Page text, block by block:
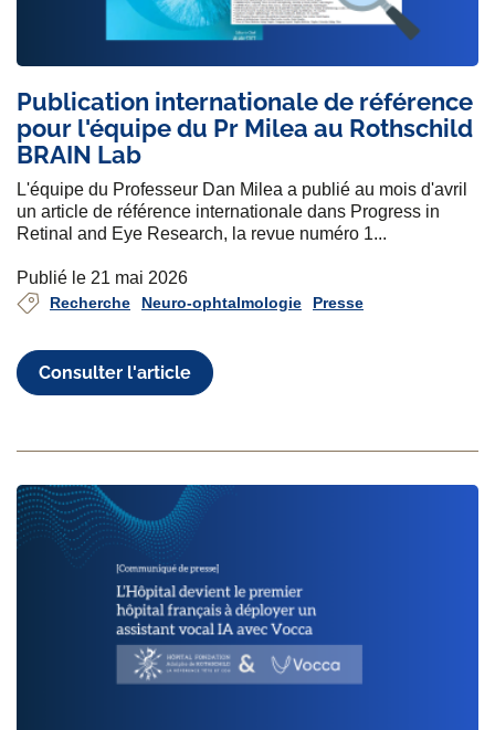
Publication internationale de référence
pour l'équipe du Pr Milea au Rothschild
BRAIN Lab
L'équipe du Professeur Dan Milea a publié au mois d'avril
un article de référence internationale dans Progress in
Retinal and Eye Research, la revue numéro 1...
Publié le 21 mai 2026
Recherche Neuro-ophtalmologie Presse
Consulter l'article